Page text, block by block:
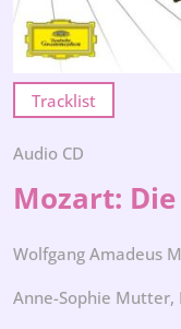
Tracklist
Audio CD
Mozart:
Wolfgang Amadeus
Anne-Sophie Mutter,